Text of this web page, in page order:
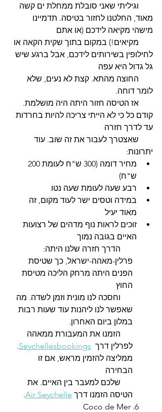
       וגיליתי שאני סובלת ממחלת ים קשה
מאוד, החלטנו לחזור בטיסה. תדמיינו
מישהי מקיאה לידכם (או אתם
       מקיאים!) במקום בתוך שקית הקאה או
לחילופין בשירותים לידכם, אבל ברגע שיש
גל גדול היא עפה
       החוצה מהתא. קצת לא נעים, שלא
לומר דוחה.
       אז הטיסה חזור היתה היה מושלמת.
קודם כל כי לא הייתי צריכה להיות בחרדות
עד לדרך חזרה
       שאצטרך לעבור את זה שוב. עוד
יתרונות:
ש"ח)
רבע שעה לעומת שעה נטו
במידה וטסים ישר לעוד מקום, זה
מאוד יעיל
זוכים לראות נוף מדהים של רצועות
האיים בגובה נמוך
      הדרך חזרה שלנו היתה:
פרלין-מאהה-ישראל, כך שטיסת
הפנים היתה מרחק הליכה מטיסת
החוץ
      וחסכה לנו מונית וזמן לשדה. מה
שאפשר לנו ליהנות עוד שעות רבות
במלון ביום האחרון.
      הזמנו את המעבורת ממאהה
לפרלין דרך Seychellesbookings
.
ממליצה להזמין מראש, אם זו
הבחירה
      שלכם למעבר בין האיים. את
הטיסה הזמנו דרך Air Seychelle
.
    Coco de Mer .6